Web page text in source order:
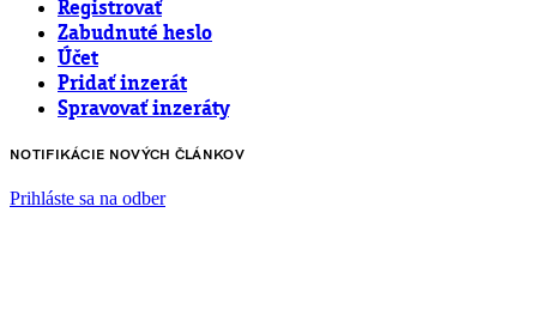
Registrovať
Zabudnuté heslo
Účet
Pridať inzerát
Spravovať inzeráty
NOTIFIKÁCIE NOVÝCH ČLÁNKOV
Prihláste sa na odber